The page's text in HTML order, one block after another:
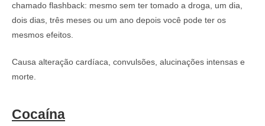
chamado flashback: mesmo sem ter tomado a droga, um dia,
dois dias, três meses ou um ano depois você pode ter os
mesmos efeitos.
Causa alteração cardíaca, convulsões, alucinações intensas e
morte.
Cocaína